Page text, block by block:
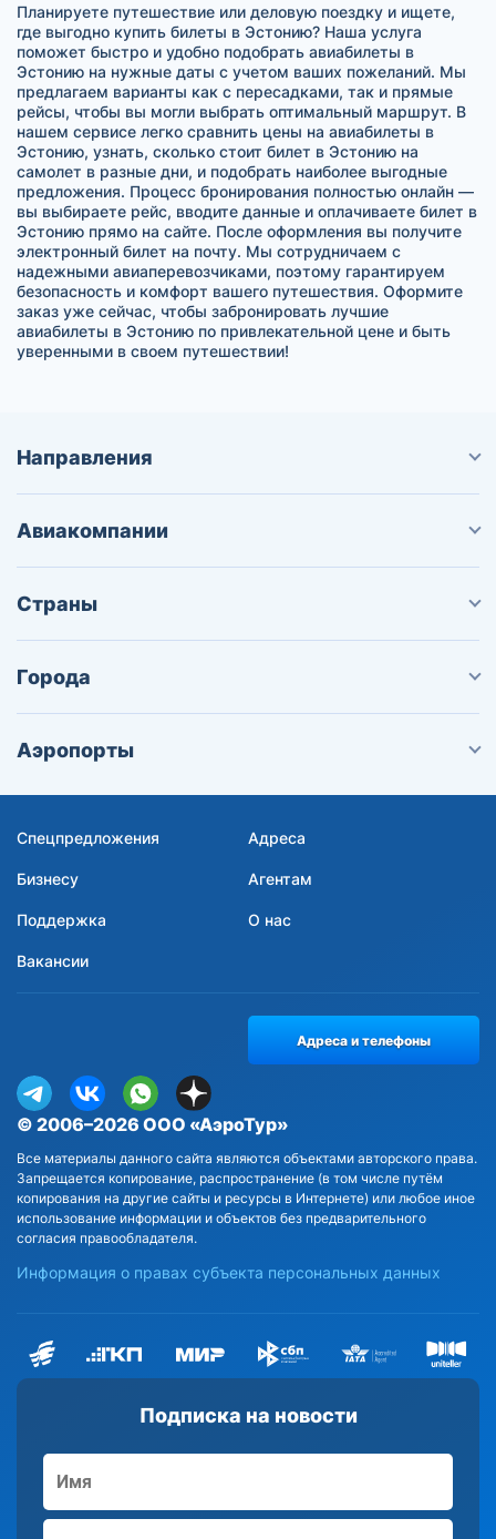
Планируете путешествие или деловую поездку и ищете,
где выгодно купить билеты в Эстонию? Наша услуга
поможет быстро и удобно подобрать авиабилеты в
Эстонию на нужные даты с учетом ваших пожеланий. Мы
предлагаем варианты как с пересадками, так и прямые
рейсы, чтобы вы могли выбрать оптимальный маршрут. В
нашем сервисе легко сравнить цены на авиабилеты в
Эстонию, узнать, сколько стоит билет в Эстонию на
самолет в разные дни, и подобрать наиболее выгодные
предложения. Процесс бронирования полностью онлайн —
вы выбираете рейс, вводите данные и оплачиваете билет в
Эстонию прямо на сайте. После оформления вы получите
электронный билет на почту. Мы сотрудничаем с
надежными авиаперевозчиками, поэтому гарантируем
безопасность и комфорт вашего путешествия. Оформите
заказ уже сейчас, чтобы забронировать лучшие
авиабилеты в Эстонию по привлекательной цене и быть
уверенными в своем путешествии!
Направления
Авиакомпании
Страны
Города
Аэропорты
Спецпредложения Адреса
Бизнесу Агентам
Поддержка О нас
Вакансии
Подписка на новости
© 2006–2026 ООО «АэроТур»
Все материалы данного сайта являются объектами авторского права.
Запрещается копирование, распространение (в том числе путём
копирования на другие сайты и ресурсы в Интернете) или любое иное
использование информации и объектов без предварительного
согласия правообладателя.
Информация о правах субъекта персональных данных
Адреса и телефоны